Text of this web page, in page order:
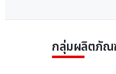
กลุ่มผลิตภัณ